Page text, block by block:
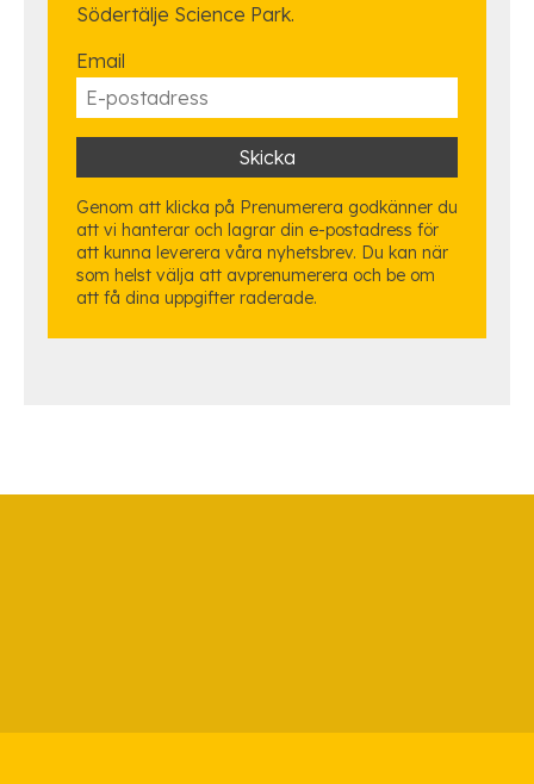
Södertälje Science Park.
Email
Genom att klicka på Prenumerera godkänner du
att vi hanterar och lagrar din e-postadress för
att kunna leverera våra nyhetsbrev. Du kan när
som helst välja att avprenumerera och be om
att få dina uppgifter raderade.